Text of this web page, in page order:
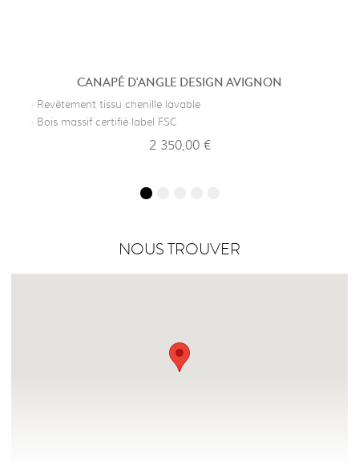
CANAPÉ D'ANGLE DESIGN AVIGNON
· Revêtement tissu chenille lavable
· Bois massif certifié label FSC
2 350,00 €
NOUS TROUVER